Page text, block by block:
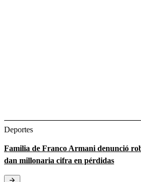
Deportes
Familia de Franco Armani denunció
dan millonaria cifra en pérdidas